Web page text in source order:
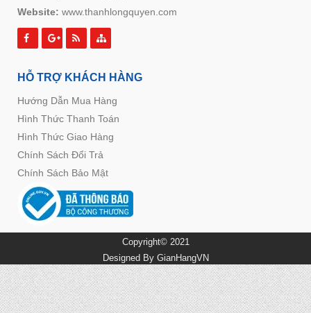
Website: www.thanhlongquyen.com
HỖ TRỢ KHÁCH HÀNG
Hướng Dẫn Mua Hàng
Hình Thức Thanh Toán
Hình Thức Giao Hàng
Chính Sách Đổi Trả
Chính Sách Bảo Mật
Copyright© 2021
Designed By GianHangVN